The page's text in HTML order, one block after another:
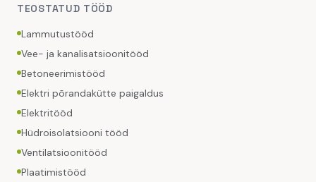
TEOSTATUD TÖÖD
Lammutustööd
Vee- ja kanalisatsioonitööd
Betoneerimistööd
Elektri põrandakütte paigaldus
Elektritööd
Hüdroisolatsiooni tööd
Ventilatsioonitööd
Plaatimistööd